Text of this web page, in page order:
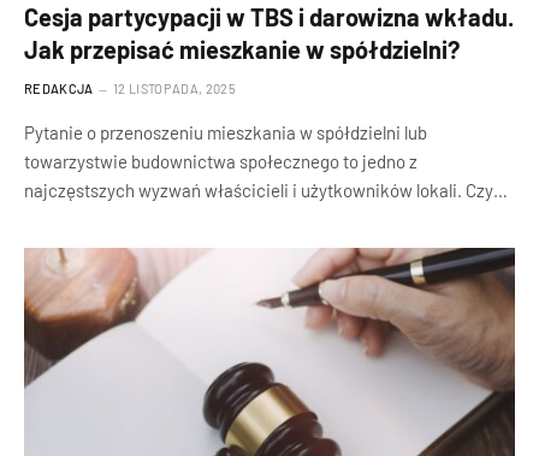
Cesja partycypacji w TBS i darowizna wkładu.
Jak przepisać mieszkanie w spółdzielni?
REDAKCJA 12 LISTOPADA, 2025
Pytanie o przenoszeniu mieszkania w spółdzielni lub
towarzystwie budownictwa społecznego to jedno z
najczęstszych wyzwań właścicieli i użytkowników lokali. Czy…